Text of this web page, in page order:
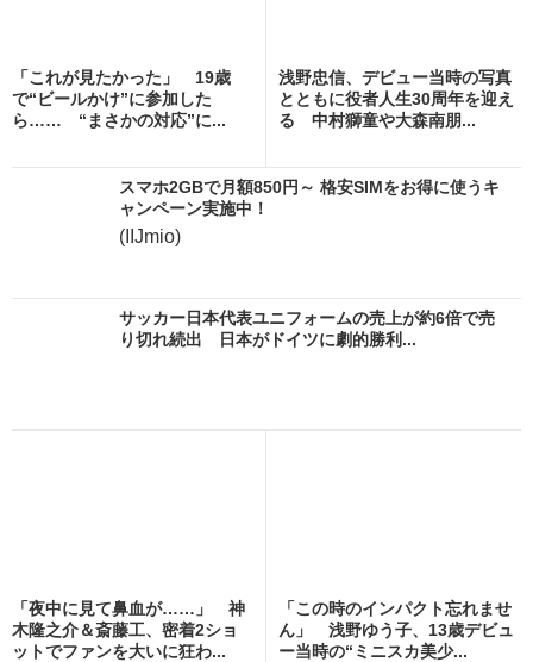
「これが見たかった」 19歳
で“ビールかけ”に参加した
ら…… “まさかの対応”に...
浅野忠信、デビュー当時の写真
とともに役者人生30周年を迎え
る 中村獅童や大森南朋...
スマホ2GBで月額850円～ 格安SIMをお得に使うキ
ャンペーン実施中！
(IIJmio)
サッカー日本代表ユニフォームの売上が約6倍で売
り切れ続出 日本がドイツに劇的勝利...
「夜中に見て鼻血が……」 神
木隆之介＆斎藤工、密着2ショ
ットでファンを大いに狂わ...
「この時のインパクト忘れませ
ん」 浅野ゆう子、13歳デビュ
ー当時の“ミニスカ美少...